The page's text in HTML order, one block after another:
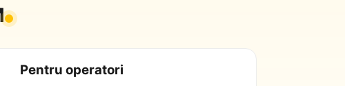
Pentru operatori